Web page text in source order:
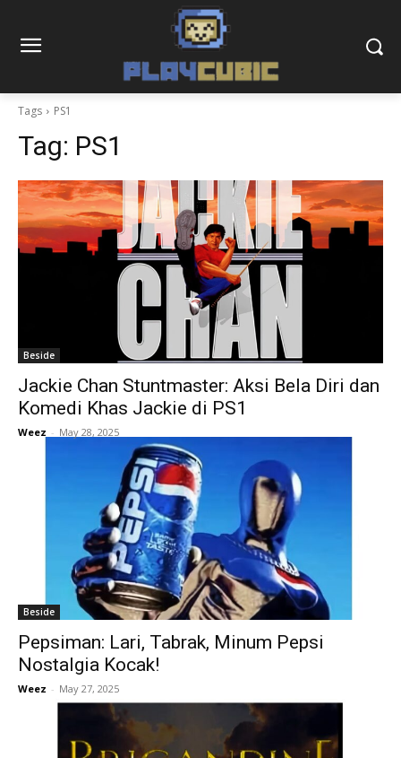
Tags PS1
Tag: PS1
Beside
Jackie Chan Stuntmaster: Aksi Bela Diri dan
Komedi Khas Jackie di PS1
Weez - May 28, 2025
Beside
Pepsiman: Lari, Tabrak, Minum Pepsi
Nostalgia Kocak!
Weez - May 27, 2025